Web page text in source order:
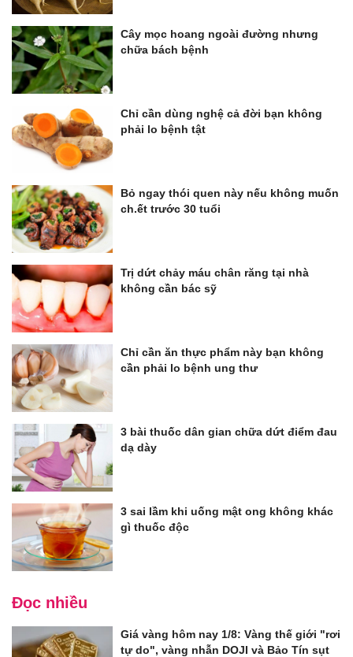
Cây mọc hoang ngoài đường nhưng
chữa bách bệnh
Chỉ cần dùng nghệ cả đời bạn không
phải lo bệnh tật
Bỏ ngay thói quen này nếu không muốn
ch.ết trước 30 tuổi
Trị dứt chảy máu chân răng tại nhà
không cần bác sỹ
Chỉ cần ăn thực phẩm này bạn không
cần phải lo bệnh ung thư
3 bài thuốc dân gian chữa dứt điểm đau
dạ dày
3 sai lầm khi uống mật ong không khác
gì thuốc độc
Đọc nhiều
Giá vàng hôm nay 1/8: Vàng thế giới "rơi
tự do", vàng nhẫn DOJI và Bảo Tín sụt